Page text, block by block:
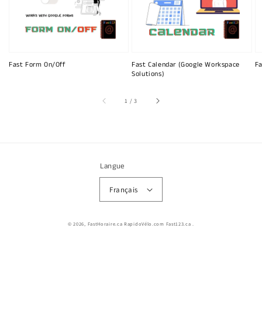
Fast Form On/Off
Fast Calendar (Google Workspace
Solutions)
1 /sur
3
Langue
Français
© 2026, FastHoraire.ca RapidoVélo.com Fast123.ca .